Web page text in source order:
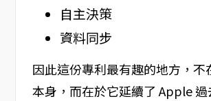
自主決策
資料同步
因此這份專利最有趣的地方，不
本身，而在於它延續了 Apple